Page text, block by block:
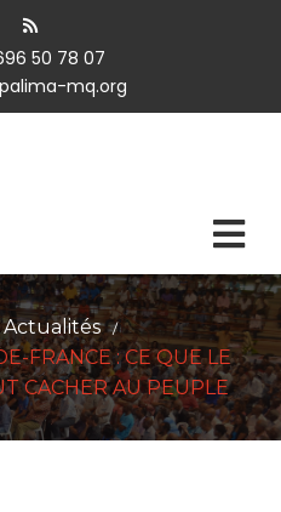
50 78 07
mq.org
Actualités /
FRANCE : CE QUE LE
CACHER AU PEUPLE